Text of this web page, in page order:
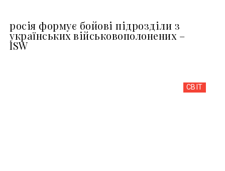
росія формує бойові підрозділи з
українських військовополонених –
ISW
СВІТ